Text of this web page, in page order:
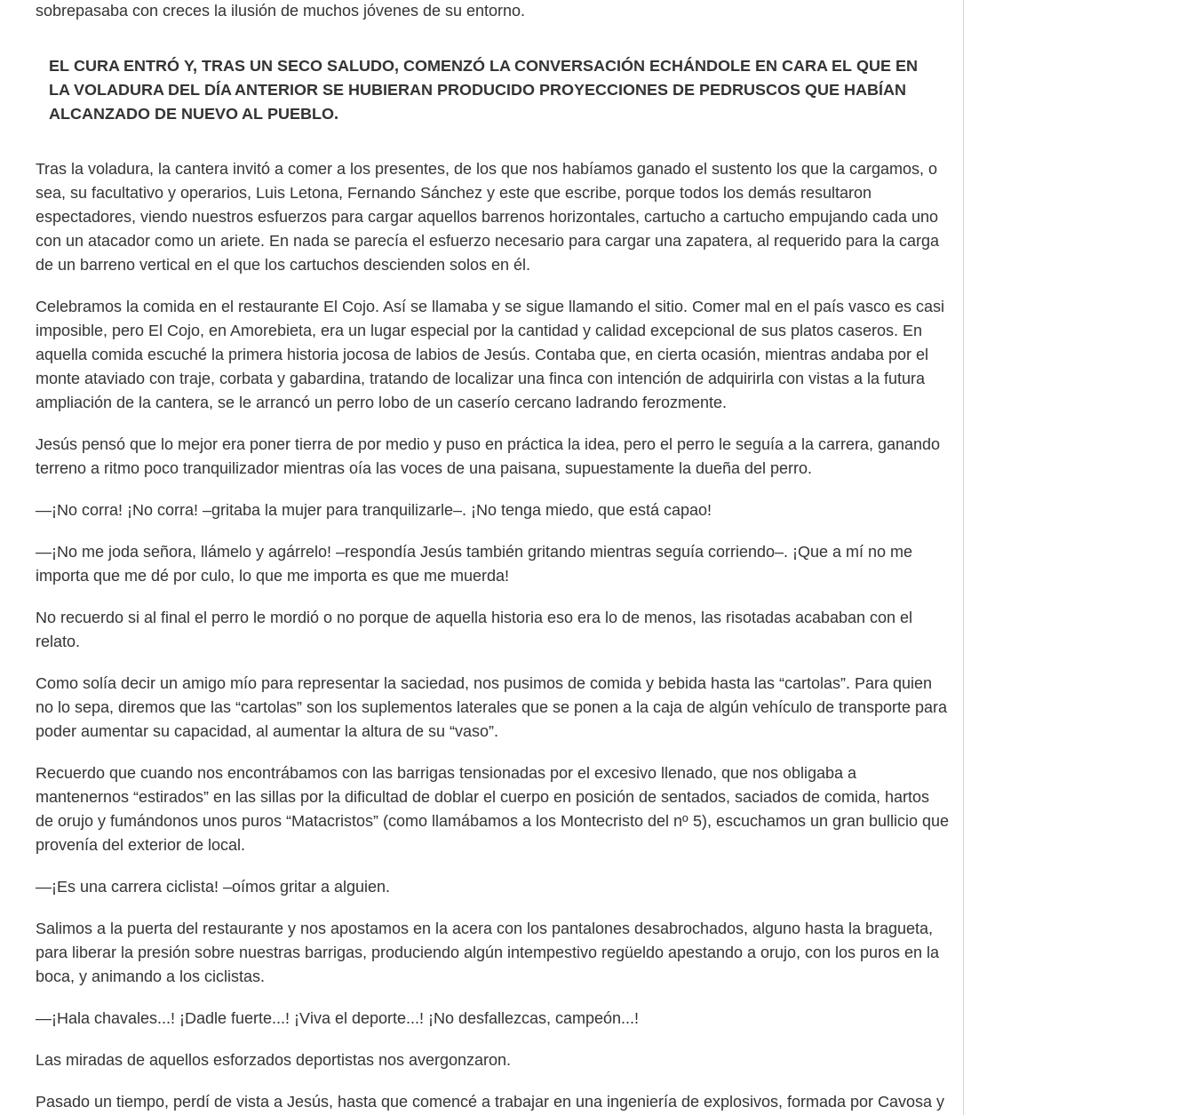
sobrepasaba con creces la ilusión de muchos jóvenes de su entorno.
EL CURA ENTRÓ Y, TRAS UN SECO SALUDO, COMENZÓ LA CONVERSACIÓN ECHÁNDOLE EN CARA EL QUE EN
LA VOLADURA DEL DÍA ANTERIOR SE HUBIERAN PRODUCIDO PROYECCIONES DE PEDRUSCOS QUE HABÍAN
ALCANZADO DE NUEVO AL PUEBLO.
Tras la voladura, la cantera invitó a comer a los presentes, de los que nos habíamos ganado el sustento los que la cargamos, o
sea, su facultativo y operarios, Luis Letona, Fernando Sánchez y este que escribe, porque todos los demás resultaron
espectadores, viendo nuestros esfuerzos para cargar aquellos barrenos horizontales, cartucho a cartucho empujando cada uno
con un atacador como un ariete. En nada se parecía el esfuerzo necesario para cargar una zapatera, al requerido para la carga
de un barreno vertical en el que los cartuchos descienden solos en él.
Celebramos la comida en el restaurante El Cojo. Así se llamaba y se sigue llamando el sitio. Comer mal en el país vasco es casi
imposible, pero El Cojo, en Amorebieta, era un lugar especial por la cantidad y calidad excepcional de sus platos caseros. En
aquella comida escuché la primera historia jocosa de labios de Jesús. Contaba que, en cierta ocasión, mientras andaba por el
monte ataviado con traje, corbata y gabardina, tratando de localizar una finca con intención de adquirirla con vistas a la futura
ampliación de la cantera, se le arrancó un perro lobo de un caserío cercano ladrando ferozmente.
Jesús pensó que lo mejor era poner tierra de por medio y puso en práctica la idea, pero el perro le seguía a la carrera, ganando
terreno a ritmo poco tranquilizador mientras oía las voces de una paisana, supuestamente la dueña del perro.
—¡No corra! ¡No corra! –gritaba la mujer para tranquilizarle–. ¡No tenga miedo, que está capao!
—¡No me joda señora, llámelo y agárrelo! –respondía Jesús también gritando mientras seguía corriendo–. ¡Que a mí no me
importa que me dé por culo, lo que me importa es que me muerda!
No recuerdo si al final el perro le mordió o no porque de aquella historia eso era lo de menos, las risotadas acababan con el
relato.
Como solía decir un amigo mío para representar la saciedad, nos pusimos de comida y bebida hasta las “cartolas”. Para quien
no lo sepa, diremos que las “cartolas” son los suplementos laterales que se ponen a la caja de algún vehículo de transporte para
poder aumentar su capacidad, al aumentar la altura de su “vaso”.
Recuerdo que cuando nos encontrábamos con las barrigas tensionadas por el excesivo llenado, que nos obligaba a
mantenernos “estirados” en las sillas por la dificultad de doblar el cuerpo en posición de sentados, saciados de comida, hartos
de orujo y fumándonos unos puros “Matacristos” (como llamábamos a los Montecristo del nº 5), escuchamos un gran bullicio que
provenía del exterior de local.
—¡Es una carrera ciclista! –oímos gritar a alguien.
Salimos a la puerta del restaurante y nos apostamos en la acera con los pantalones desabrochados, alguno hasta la bragueta,
para liberar la presión sobre nuestras barrigas, produciendo algún intempestivo regüeldo apestando a orujo, con los puros en la
boca, y animando a los ciclistas.
—¡Hala chavales...! ¡Dadle fuerte...! ¡Viva el deporte...! ¡No desfallezcas, campeón...!
Las miradas de aquellos esforzados deportistas nos avergonzaron.
Pasado un tiempo, perdí de vista a Jesús, hasta que comencé a trabajar en una ingeniería de explosivos, formada por Cavosa y